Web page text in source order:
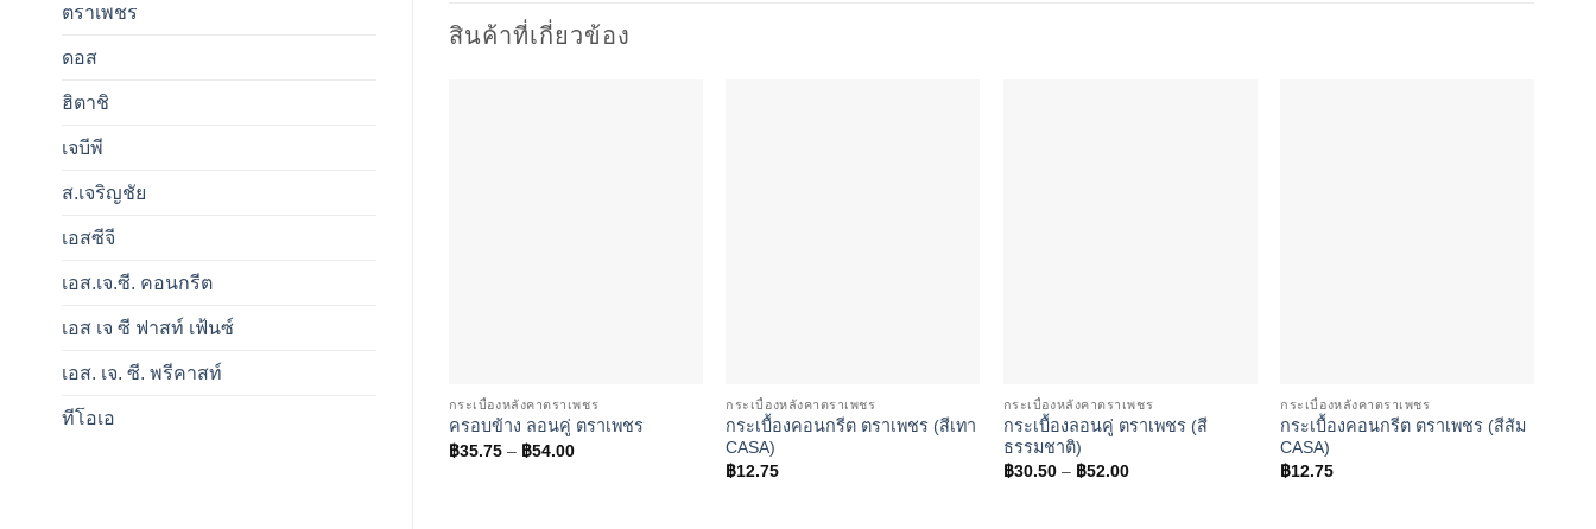
ตราเพชร
ดอส
ฮิตาชิ
เจบีพี
ส.เจริญชัย
เอสซีจี
เอส.เจ.ซี. คอนกรีต
เอส เจ ซี ฟาสท์ เฟ้นซ์
เอส. เจ. ซี. พรีคาสท์
ทีโอเอ
สินค้าที่เกี่ยวข้อง
กระเบื้องหลังคาตราเพชร
ครอบข้าง ลอนคู่ ตราเพชร
฿35.75 – ฿54.00Price
กระเบื้องหลังคาตราเพชร
กระเบื้องคอนกรีต ตราเพชร (สีเทา
CASA)
฿12.75
กระเบื้องหลังคาตราเพชร
กระเบื้องลอนคู่ ตราเพชร (สี
ธรรมชาติ)
฿30.50 – ฿52.00Price
กระเบื้องหลังคาตราเพชร
กระเบื้องคอนกรีต ตราเพชร (สีส้ม
CASA)
฿12.75